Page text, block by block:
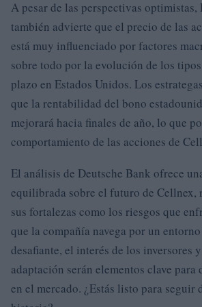
A pesar de las perspectivas optimistas,
también advierte que el precio de las
está muy influenciado por factores
sobre todo por la evolución de los
plazo en Estados Unidos. Los
que la rentabilidad del bono
mejorará hacia finales de año, lo que
comportamiento de las acciones de
El análisis de Deutsche Bank ofrece
equilibrada sobre el futuro de Cellnex,
sus fortalezas como los riesgos que
que la compañía navega por un
desafiante, el interés de los inversores
adaptación serán elementos clave
en el mercado. ¿Estás listo para seguir